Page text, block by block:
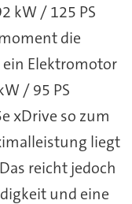
kW / 125 PS
die
Elektromotor
/ 95 PS
xDrive so zum
liegt
reicht jedoch
und eine